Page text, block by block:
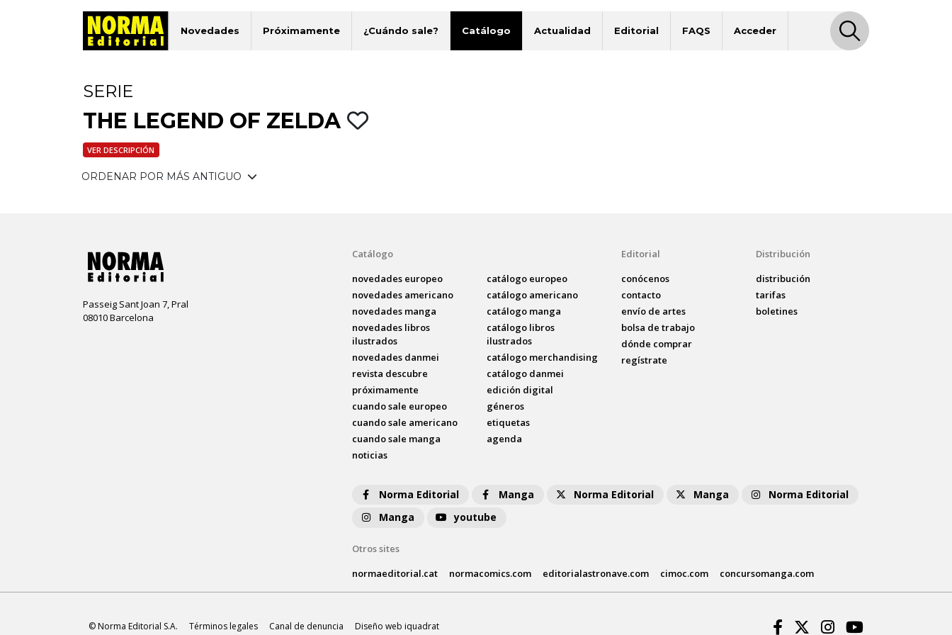
Novedades Próximamente ¿Cuándo sale? Catálogo Actualidad Editorial FAQS Acceder
SERIE
THE LEGEND OF ZELDA
VER DESCRIPCIÓN
ORDENAR POR MÁS ANTIGUO
Passeig Sant Joan 7, Pral
08010 Barcelona
Catálogo
novedades europeo
novedades americano
novedades manga
novedades libros
ilustrados
novedades danmei
revista descubre
próximamente
cuando sale europeo
cuando sale americano
cuando sale manga
noticias
catálogo europeo
catálogo americano
catálogo manga
catálogo libros
ilustrados
catálogo merchandising
catálogo danmei
edición digital
géneros
etiquetas
agenda
Editorial
conócenos
contacto
envío de artes
bolsa de trabajo
dónde comprar
regístrate
Distribución
distribución
tarifas
boletines
Norma Editorial Manga Norma Editorial Manga
Norma Editorial
Manga
youtube
Otros sites
normaeditorial.cat
normacomics.com editorialastronave.com cimoc.com concursomanga.com
© Norma Editorial S.A. Términos legales Canal de denuncia Diseño web iquadrat Facebook
Twitter
Instagram
Youtube